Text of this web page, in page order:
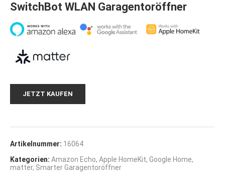
SwitchBot WLAN Garagentoröffner
JETZT KAUFEN
Artikelnummer: 16064
Kategorien: Amazon Echo, Apple HomeKit, Google Home,
matter, Smarter Garagentoröffner